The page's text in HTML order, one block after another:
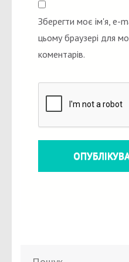
Зберегти моє ім'я, e-
цьому браузері для
коментарів.